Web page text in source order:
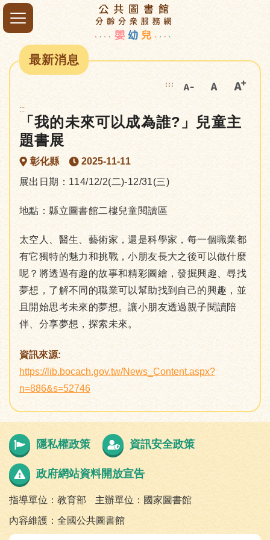
最新消息
:::
:::
「我的未來可以成為誰?」兒童主
題書展
彰化縣
2025-11-11
展出日期：114/12/2(二)-12/31(三)
地點：縣立圖書館二樓兒童閱讀區
太空人、醫生、藝術家，還是科學家，每一個職業都
有它獨特的魅力和挑戰，小朋友長大之後可以做什麼
呢？將透過有趣的故事和精彩圖繪，發掘興趣、尋找
夢想，了解不同的職業可以幫助找到自己的興趣，並
且開始思考未來的夢想。讓小朋友透過親子閱讀陪
伴、分享夢想，探索未來。
資訊來源:
https://lib.bocach.gov.tw/News_Content.aspx?
n=886&s=52746
隱私權政策 資訊安全政策
政府網站資料開放宣告
指導單位：教育部
主辦單位：國家圖書館
內容維護：全國公共圖書館